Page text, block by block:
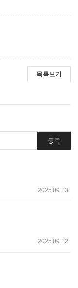
목록보기
등록
2025.09.13
2025.09.12